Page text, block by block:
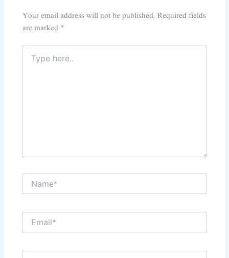
Your email address will not be published. Required fields
are marked *
here..
Email*